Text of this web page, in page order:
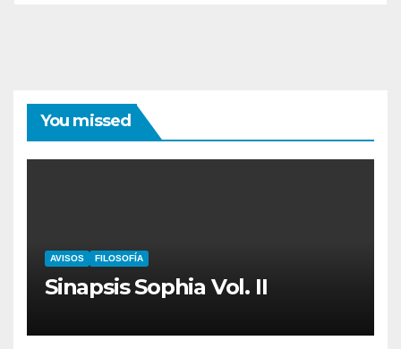
You missed
AVISOS FILOSOFÍA
Sinapsis Sophia Vol. II